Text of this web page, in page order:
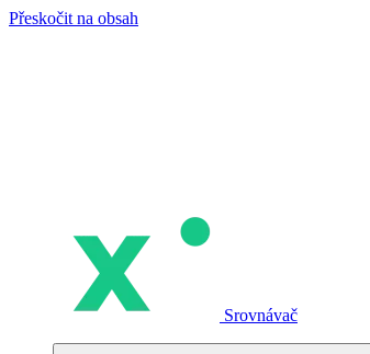
Přeskočit na obsah
Srovnávač